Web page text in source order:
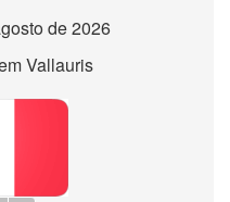
de 2026
Vallauris